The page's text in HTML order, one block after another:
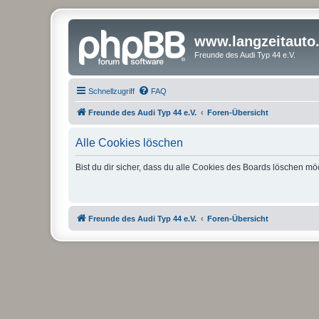
Freunde des Audi Typ 44 e.V.
Schnellzugriff FAQ
Freunde des Audi Typ 44 e.V. Foren-Übersicht
Alle Cookies löschen
Bist du dir sicher, dass du alle Cookies des Boards löschen
Freunde des Audi Typ 44 e.V. Foren-Übersicht